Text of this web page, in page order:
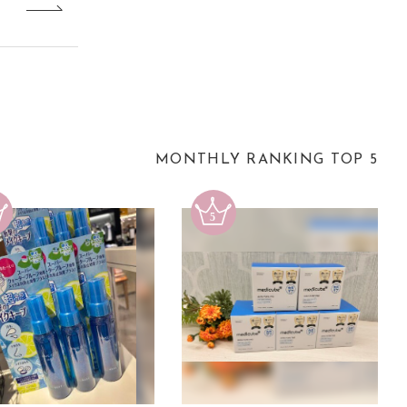
MONTHLY RANKING TOP 5